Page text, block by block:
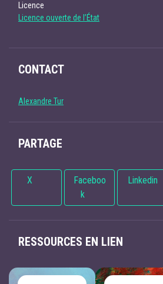
Licence
Licence ouverte de l’État
CONTACT
Alexandre Tur
PARTAGE
X
Faceboo
k
Linkedin
RESSOURCES EN LIEN